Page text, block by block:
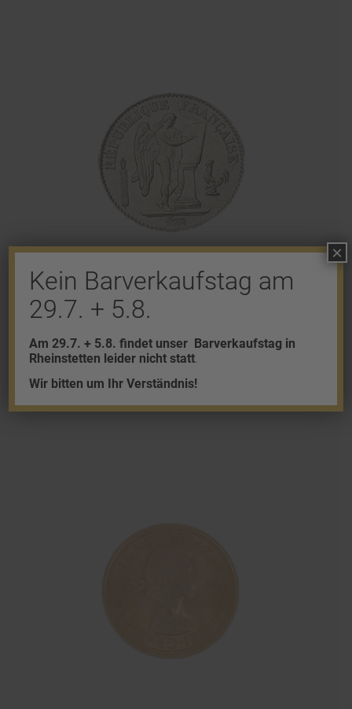
707,97€
zzgl. Versand
Kein Barverkaufstag am
29.7. + 5.8.
Am 29.7. + 5.8. findet unser Barverkaufstag in
Rheinstetten leider nicht statt
Wir bitten um Ihr Verständnis!
×